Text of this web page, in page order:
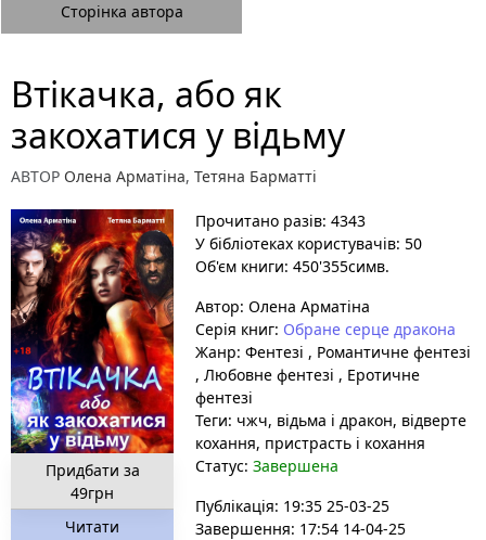
Сторінка автора
Втікачка, або як
закохатися у відьму
АВТОР Олена Арматіна, Тетяна Барматті
Придбати за
49грн
Читати
Прочитано разів: 4343
У бібліотеках користувачів: 50
Об'єм книги: 450'355симв.
Автор: Олена Арматіна
Серія книг: Обране серце дракона
Жанр: Фентезі , Романтичне фентезі
, Любовне фентезі , Еротичне
фентезі
Теги: чжч, відьма і дракон, відверте
кохання, пристрасть і кохання
Статус: Завершена
Публікація: 19:35 25-03-25
Завершення: 17:54 14-04-25